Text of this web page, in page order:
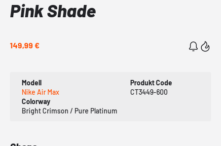
Pink Shade
149,99 €
Modell
Nike Air Max
Produkt Code
CT3449-600
Colorway
Bright Crimson / Pure Platinum